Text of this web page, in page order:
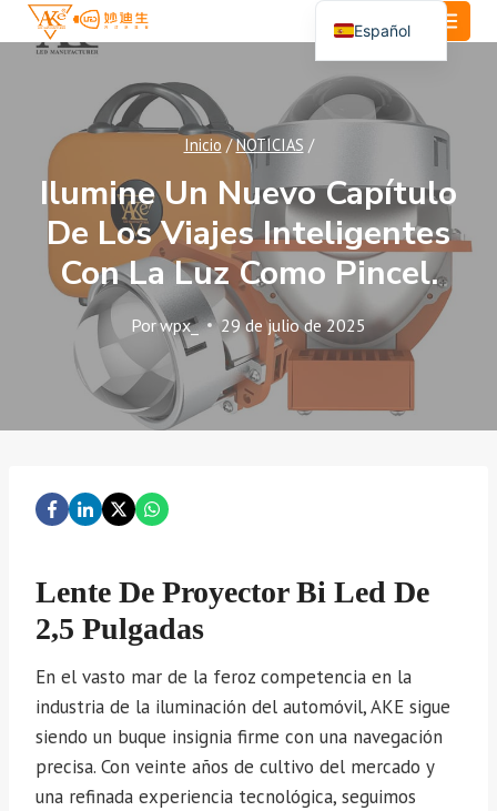
Saltar
al
Inicio / NOTICIAS /
Ilumine Un Nuevo Capítulo
De Los Viajes Inteligentes
Con La Luz Como Pincel.
Porwpx_ 29 de julio de 2025
Lente De Proyector Bi Led De
2,5 Pulgadas
En el vasto mar de la feroz competencia en la
industria de la iluminación del automóvil, AKE sigue
siendo un buque insignia firme con una navegación
precisa. Con veinte años de cultivo del mercado y
una refinada experiencia tecnológica, seguimos
Español
English
Português